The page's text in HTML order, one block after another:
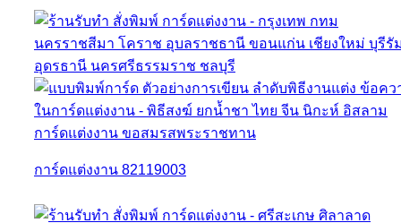
การ์ดแต่งงาน 82119003